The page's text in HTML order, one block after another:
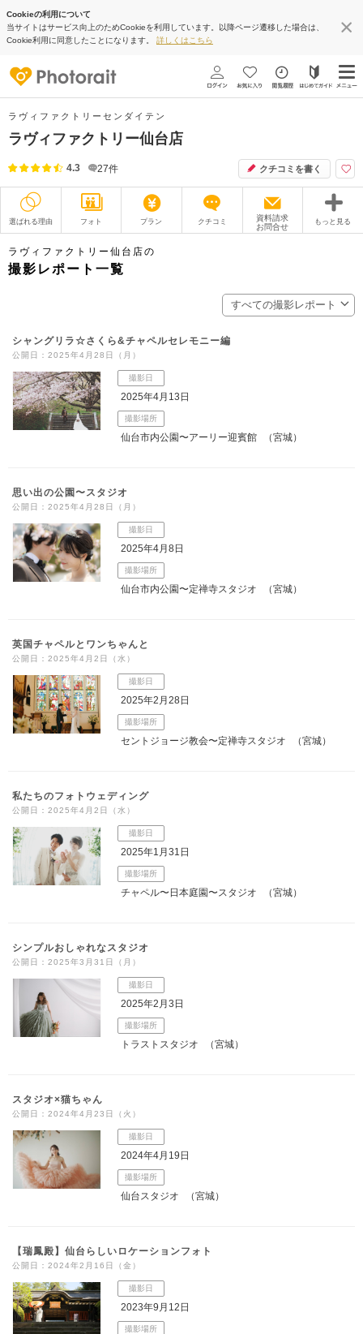
Cookieの利用について
当サイトはサービス向上のためCookieを利用しています。以降ページ遷移した場合は、
Cookie利用に同意したことになります。 詳しくはこちら
ラヴィファクトリーセンダイテン
ラヴィファクトリー仙台店
4.3 27件 クチコミを書く
選ばれる理由 フォト プラン クチコミ
資料請求
お問合せ
もっと見る
撮影レポート
ブログ
アクセス/TEL
こだわりポイント
撮影前の打ち合わせ
挙式フォト 豊富なカラードレス
豊富な白無垢
家族・友人と撮影
マタニティフォト
エンゲージフォト
ラヴィファクトリー仙台店の
撮影レポート一覧
すべての撮影レポート
シャングリラ☆さくら&チャペルセレモニー編
公開日：2025年4月28日（月）
撮影日
2025年4月13日
撮影場所
仙台市内公園〜アーリー迎賓館 （宮城）
思い出の公園〜スタジオ
公開日：2025年4月28日（月）
撮影日
2025年4月8日
撮影場所
仙台市内公園〜定禅寺スタジオ （宮城）
英国チャペルとワンちゃんと
公開日：2025年4月2日（水）
撮影日
2025年2月28日
撮影場所
セントジョージ教会〜定禅寺スタジオ （宮城）
私たちのフォトウェディング
公開日：2025年4月2日（水）
撮影日
2025年1月31日
撮影場所
チャペル〜日本庭園〜スタジオ （宮城）
シンプルおしゃれなスタジオ
公開日：2025年3月31日（月）
撮影日
2025年2月3日
撮影場所
トラストスタジオ （宮城）
スタジオ×猫ちゃん
公開日：2024年4月23日（火）
撮影日
2024年4月19日
撮影場所
仙台スタジオ （宮城）
【瑞鳳殿】仙台らしいロケーションフォト
公開日：2024年2月16日（金）
撮影日
2023年9月12日
撮影場所